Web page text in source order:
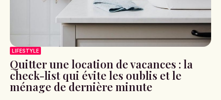
LIFESTYLE
Quitter une location de vacances : la
check-list qui évite les oublis et le
ménage de dernière minute